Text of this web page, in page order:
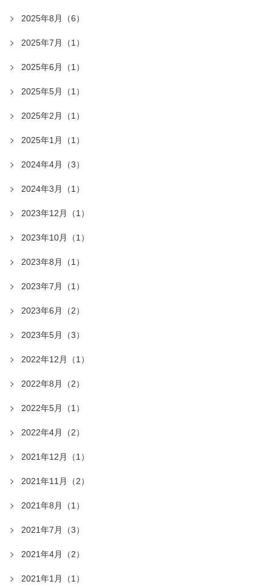
2025年8月（6）
2025年7月（1）
2025年6月（1）
2025年5月（1）
2025年2月（1）
2025年1月（1）
2024年4月（3）
2024年3月（1）
2023年12月（1）
2023年10月（1）
2023年8月（1）
2023年7月（1）
2023年6月（2）
2023年5月（3）
2022年12月（1）
2022年8月（2）
2022年5月（1）
2022年4月（2）
2021年12月（1）
2021年11月（2）
2021年8月（1）
2021年7月（3）
2021年4月（2）
2021年1月（1）